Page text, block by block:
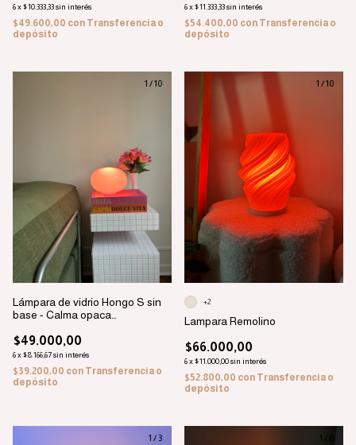
6x$10.333,33sin interés
$49.600,00 con Transferencia o
depósito
6x$11.333,33sin interés
$54.400,00 con Transferencia o
depósito
1 /10
Lámpara de vidrio Hongo S sin
base - Calma opaca
$49.000,00
6x$8.166,67sin interés
$39.200,00 con Transferencia o
depósito
1 /10
Lampara Remolino
$66.000,00
6x$11.000,00sin interés
$52.800,00 con Transferencia o
depósito
+2
1 /3 1